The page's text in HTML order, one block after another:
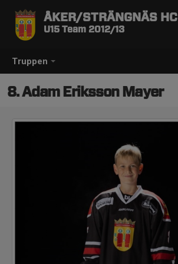
Truppen
ÅKER/STRÄNGNÄS HC
U15 Team 2012/13
8. Adam Eriksson Mayer